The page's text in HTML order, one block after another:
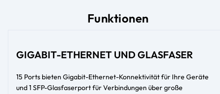
Funktionen
GIGABIT-ETHERNET UND GLASFASER
15 Ports bieten Gigabit-Ethernet-Konnektivität für Ihre Geräte
und 1 SFP-Glasfaserport für Verbindungen über große